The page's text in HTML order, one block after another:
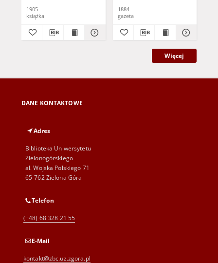
1905
książka
1884
gazeta
Więcej
DANE KONTAKTOWE
Adres
Biblioteka Uniwersytetu
Zielonogórskiego
al. Wojska Polskiego 71
65-762 Zielona Góra
Telefon
(+48) 68 328 21 55
E-Mail
kontakt@zbc.uz.zgora.pl